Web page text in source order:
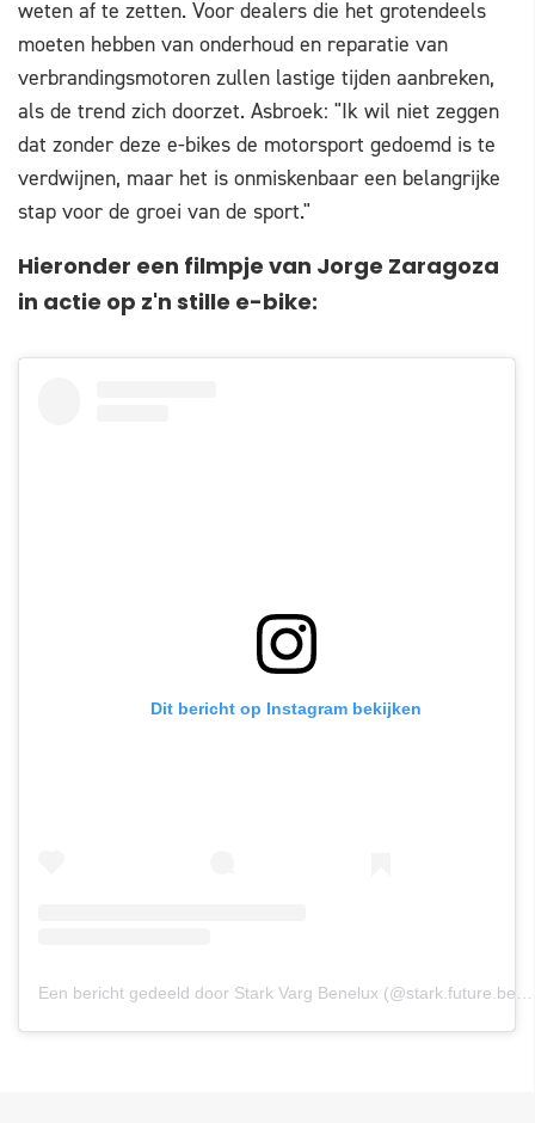
weten af te zetten. Voor dealers die het grotendeels
moeten hebben van onderhoud en reparatie van
verbrandingsmotoren zullen lastige tijden aanbreken,
als de trend zich doorzet. Asbroek: "Ik wil niet zeggen
dat zonder deze e-bikes de motorsport gedoemd is te
verdwijnen, maar het is onmiskenbaar een belangrijke
stap voor de groei van de sport."
Hieronder een filmpje van Jorge Zaragoza
in actie op z'n stille e-bike:
Dit bericht op Instagram bekijken